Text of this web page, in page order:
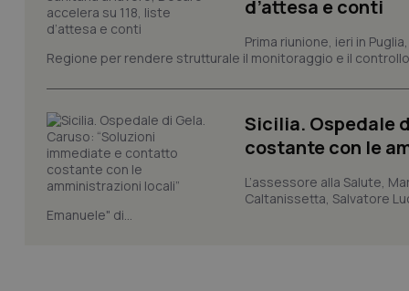
d’attesa e conti
Prima riunione, ieri in
Regione per rendere strutturale il monitoraggio e il
Sicilia. Ospedale
costante con le
L’assessore alla Salute,
Caltanissetta, Salvatore
Emanuele" di...
tracking-enable
tracking-sites-
session-id